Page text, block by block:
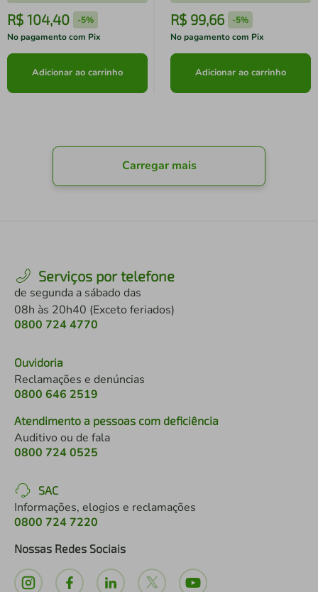
R$ 104,40 -5%
No pagamento com Pix
Adicionar ao carrinho
R$ 99,66 -5%
No pagamento com Pix
Adicionar ao carrinho
Carregar mais
Serviços por telefone
de segunda a sábado das
08h às 20h40 (Exceto feriados)
0800 724 4770
Ouvidoria
Reclamações e denúncias
0800 646 2519
Atendimento a pessoas com deficiência
Auditivo ou de fala
0800 724 0525
SAC
Informações, elogios e reclamações
0800 724 7220
Nossas Redes Sociais